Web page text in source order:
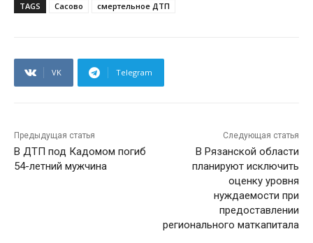
TAGS Сасово смертельное ДТП
VK Telegram
Предыдущая статья
В ДТП под Кадомом погиб
54-летний мужчина
Следующая статья
В Рязанской области
планируют исключить
оценку уровня
нуждаемости при
предоставлении
регионального маткапитала